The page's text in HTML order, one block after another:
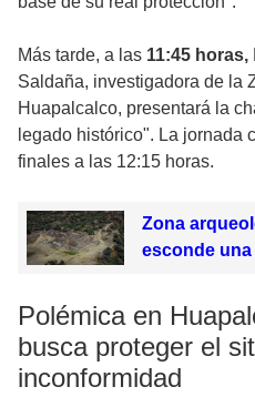
Más tarde, a las 11:45 horas,
Saldaña, investigadora de la
Huapalcalco, presentará la
legado histórico". La jornada
finales a las 12:15 horas.
Zona
esconde una
Polémica en
busca proteger el
inconformidad